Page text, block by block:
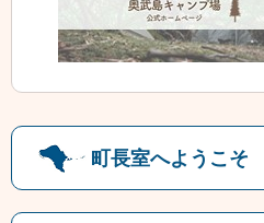
町長室へようこそ